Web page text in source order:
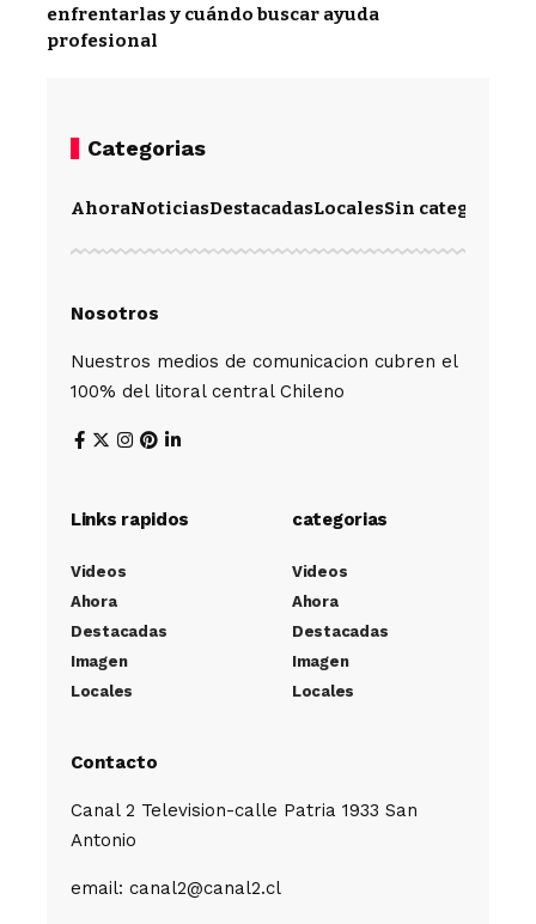
enfrentarlas y cuándo buscar ayuda
profesional
Categorias
AhoraNoticiasDestacadasLocalesSin categoría
Nosotros
Nuestros medios de comunicacion cubren el
100% del litoral central Chileno
Links rapidos
Videos
Ahora
Destacadas
Imagen
Locales
categorias
Videos
Ahora
Destacadas
Imagen
Locales
Contacto
Canal 2 Television-calle Patria 1933 San
Antonio
email: canal2@canal2.cl